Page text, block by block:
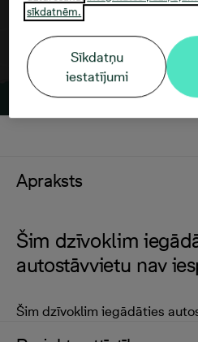
Apraksts
Šim dzīvoklim
autostāvvietu nav
Šim dzīvoklim iegādāties
sīkdatnēm.
Sīkdatņu
iestatījumi